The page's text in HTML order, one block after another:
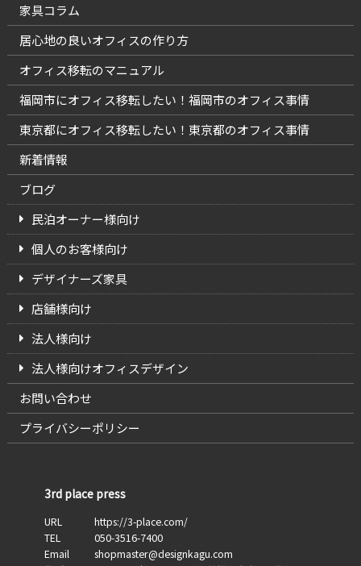
家具コラム
居心地の良いオフィスの作り方
オフィス移転のマニュアル
福岡市にオフィス移転したい！福岡市のオフィス事情
東京都にオフィス移転したい！東京都のオフィス事情
新着情報
ブログ
民泊オーナー様向け
個人のお客様向け
デザイナーズ家具
店舗様向け
法人様向け
法人様向けオフィスデザイン
お問い合わせ
プライバシーポリシー
3rd place press
URL
https://3-place.com/
TEL
050-3516-7400
Email
shopmaster@designkagu.com